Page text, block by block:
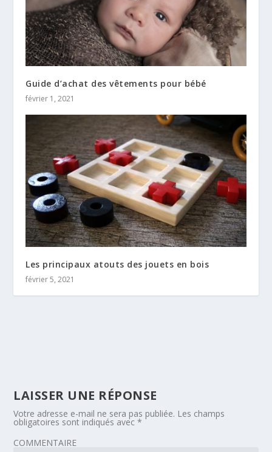
Guide d’achat des vêtements pour bébé
février 1, 2021
Les principaux atouts des jouets en bois
février 5, 2021
LAISSER UNE RÉPONSE
Votre adresse e-mail ne sera pas publiée. Les champs
obligatoires sont indiqués avec*
COMMENTAIRE